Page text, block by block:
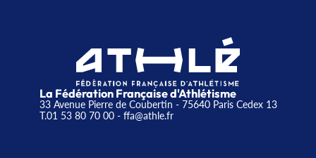
La Fédération Française d'Athlétisme
33 Avenue Pierre de Coubertin - 75640 Paris Cedex 13
T.01 53 80 70 00- ffa@athle.fr